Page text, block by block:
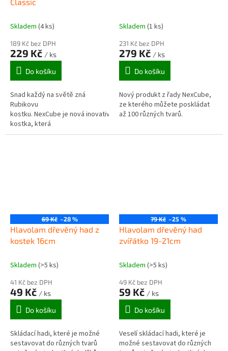
Skladem (4 ks)
189 Kč bez DPH
229 Kč / ks
Do košíku
Snad každý na světě zná
Rubikovu
kostku. NexCube je nová inovativní
kostka, která
je zaměřena na pohodlné
Skladem (1 ks)
231 Kč bez DPH
279 Kč / ks
Do košíku
Nový produkt z řady NexCube,
ze kterého můžete poskládat
až 100 různých tvarů.
69 Kč –28 %
Hlavolam dřevěný had z
kostek 16cm
Skladem (>5 ks)
41 Kč bez DPH
49 Kč / ks
Do košíku
Skládací hadi, které je možné
sestavovat do různých tvarů
79 Kč –25 %
Hlavolam dřevěný had
zvířátko 19-21cm
Skladem (>5 ks)
49 Kč bez DPH
59 Kč / ks
Do košíku
Veselí skládací hadi, které je
možné sestavovat do různých